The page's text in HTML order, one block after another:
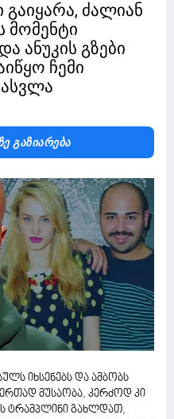
გაიყარა, ძალიან
მომენტი
ანუკის გზები
ჩემი
Გაზიარება
იხსენებს და ამბობს
მუსაობა, კერძოდ კი
ტრამპლინი გახლდათ,